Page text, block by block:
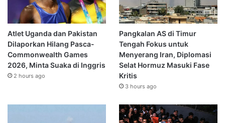
Atlet Uganda dan Pakistan
Dilaporkan Hilang Pasca-
Commonwealth Games
2026, Minta Suaka di Inggris
2 hours ago
Pangkalan AS di Timur
Tengah Fokus untuk
Menyerang Iran, Diplomasi
Selat Hormuz Masuki Fase
Kritis
3 hours ago